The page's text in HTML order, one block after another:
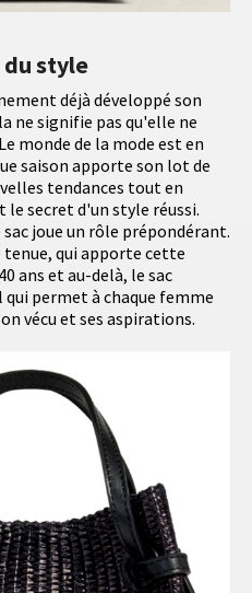
style
déjà développé son
ne signifie pas qu'elle ne
monde de la mode est en
saison apporte son lot de
tendances tout en
secret d'un style réussi.
joue un rôle prépondérant.
qui apporte cette
ans et au-delà, le sac
permet à chaque femme
vécu et ses aspirations.